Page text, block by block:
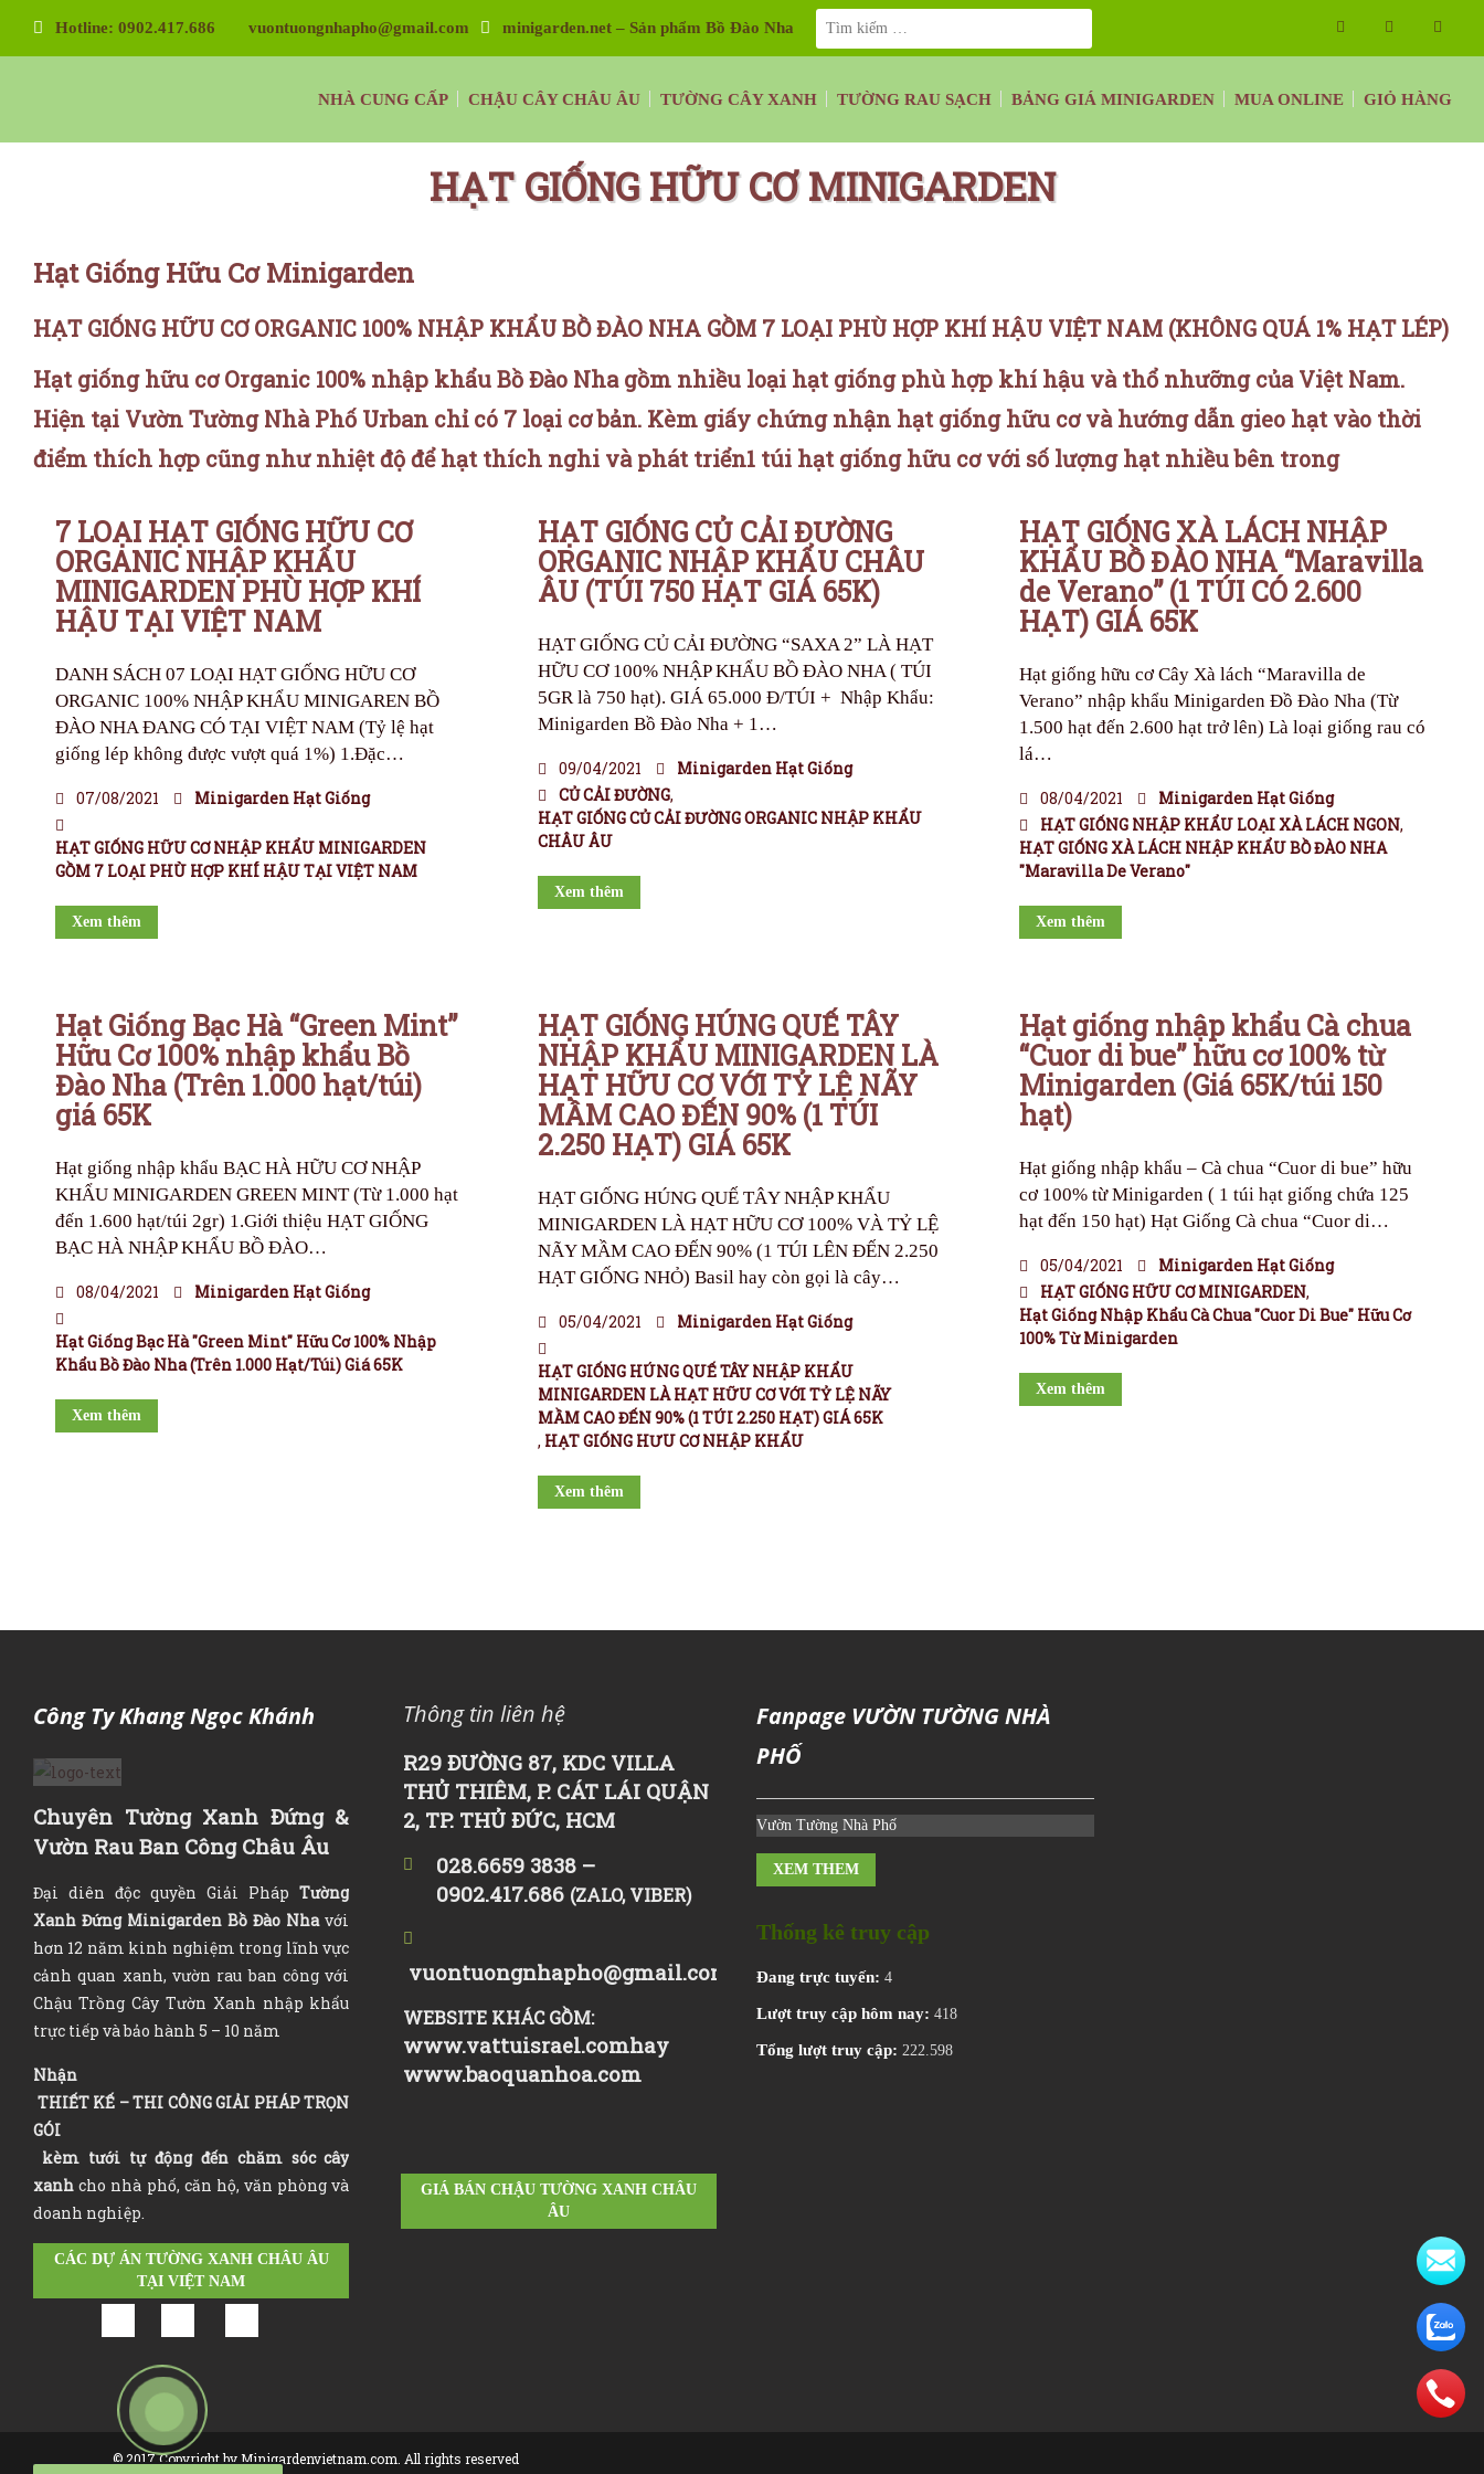
Hotline: 0902.417.686 vuontuongnhapho@gmail.com minigarden.net – Sản phẩm Bồ Đào Nha
Vườn Tường Nhà Phố Minigarden
NHÀ CUNG CẤP CHẬU CÂY CHÂU ÂU TƯỜNG CÂY XANH TƯỜNG RAU SẠCH BẢNG GIÁ MINIGARDEN MUA ONLINE GIỎ HÀNG
HẠT GIỐNG HỮU CƠ MINIGARDEN
Hạt Giống Hữu Cơ Minigarden
HẠT GIỐNG HỮU CƠ ORGANIC 100% NHẬP KHẨU BỒ ĐÀO NHA GỒM 7 LOẠI PHÙ HỢP KHÍ HẬU VIỆT NAM (KHÔNG QUÁ 1% HẠT LÉP)
Hạt giống hữu cơ Organic 100% nhập khẩu Bồ Đào Nha gồm nhiều loại hạt giống phù hợp khí hậu và thổ nhưỡng của Việt Nam.
Hiện tại Vườn Tường Nhà Phố Urban chỉ có 7 loại cơ bản. Kèm giấy chứng nhận hạt giống hữu cơ và hướng dẫn gieo hạt vào thời
điểm thích hợp cũng như nhiệt độ để hạt thích nghi và phát triển1 túi hạt giống hữu cơ với số lượng hạt nhiều bên trong
7 LOẠI HẠT GIỐNG HỮU CƠ
ORGANIC NHẬP KHẨU
MINIGARDEN PHÙ HỢP KHÍ
HẬU TẠI VIỆT NAM
DANH SÁCH 07 LOẠI HẠT GIỐNG HỮU CƠ
ORGANIC 100% NHẬP KHẨU MINIGAREN BỒ
ĐÀO NHA ĐANG CÓ TẠI VIỆT NAM (Tỷ lệ hạt
giống lép không được vượt quá 1%) 1.Đặc…
07/08/2021 Minigarden Hạt Giống
HẠT GIỐNG HỮU CƠ NHẬP KHẨU MINIGARDEN
GỒM 7 LOẠI PHÙ HỢP KHÍ HẬU TẠI VIỆT NAM
Xem thêm
HẠT GIỐNG CỦ CẢI ĐƯỜNG
ORGANIC NHẬP KHẨU CHÂU
ÂU (TÚI 750 HẠT GIÁ 65K)
HẠT GIỐNG CỦ CẢI ĐƯỜNG “SAXA 2” LÀ HẠT
HỮU CƠ 100% NHẬP KHẨU BỒ ĐÀO NHA ( TÚI
5GR là 750 hạt). GIÁ 65.000 Đ/TÚI + Nhập Khẩu:
Minigarden Bồ Đào Nha + 1…
09/04/2021
Minigarden Hạt Giống
CỦ CẢI ĐƯỜNG,
HẠT GIỐNG CỦ CẢI ĐƯỜNG ORGANIC NHẬP KHẨU
CHÂU ÂU
Xem thêm
HẠT GIỐNG XÀ LÁCH NHẬP
KHẨU BỒ ĐÀO NHA “Maravilla
de Verano” (1 TÚI CÓ 2.600
HẠT) GIÁ 65K
Hạt giống hữu cơ Cây Xà lách “Maravilla de
Verano” nhập khẩu Minigarden Đồ Đào Nha (Từ
1.500 hạt đến 2.600 hạt trở lên) Là loại giống rau có
lá…
08/04/2021
Minigarden Hạt Giống
HẠT GIỐNG NHẬP KHẨU LOẠI XÀ LÁCH NGON,
HẠT GIỐNG XÀ LÁCH NHẬP KHẨU BỒ ĐÀO NHA
"Maravilla De Verano"
Xem thêm
Hạt Giống Bạc Hà “Green Mint”
Hữu Cơ 100% nhập khẩu Bồ
Đào Nha (Trên 1.000 hạt/túi)
giá 65K
Hạt giống nhập khẩu BẠC HÀ HỮU CƠ NHẬP
KHẨU MINIGARDEN GREEN MINT (Từ 1.000 hạt
đến 1.600 hạt/túi 2gr) 1.Giới thiệu HẠT GIỐNG
BẠC HÀ NHẬP KHẨU BỒ ĐÀO…
08/04/2021 Minigarden Hạt Giống
Hạt Giống Bạc Hà "Green Mint" Hữu Cơ 100% Nhập
Khẩu Bồ Đào Nha (Trên 1.000 Hạt/túi) Giá 65K
Xem thêm
HẠT GIỐNG HÚNG QUẾ TÂY
NHẬP KHẨU MINIGARDEN LÀ
HẠT HỮU CƠ VỚI TỶ LỆ NÃY
MẦM CAO ĐẾN 90% (1 TÚI
2.250 HẠT) GIÁ 65K
HẠT GIỐNG HÚNG QUẾ TÂY NHẬP KHẨU
MINIGARDEN LÀ HẠT HỮU CƠ 100% VÀ TỶ LỆ
NÃY MẦM CAO ĐẾN 90% (1 TÚI LÊN ĐẾN 2.250
HẠT GIỐNG NHỎ) Basil hay còn gọi là cây…
05/04/2021 Minigarden Hạt Giống
HẠT GIỐNG HÚNG QUẾ TÂY NHẬP KHẨU
MINIGARDEN LÀ HẠT HỮU CƠ VỚI TỶ LỆ NÃY
MẦM CAO ĐẾN 90% (1 TÚI 2.250 HẠT) GIÁ 65K
, HẠT GIỐNG HƯU CƠ NHẬP KHẨU
Xem thêm
Hạt giống nhập khẩu Cà chua
“Cuor di bue” hữu cơ 100% từ
Minigarden (Giá 65K/túi 150
hạt)
Hạt giống nhập khẩu – Cà chua “Cuor di bue” hữu
cơ 100% từ Minigarden ( 1 túi hạt giống chứa 125
hạt đến 150 hạt) Hạt Giống Cà chua “Cuor di…
05/04/2021
Minigarden Hạt Giống
HẠT GIỐNG HỮU CƠ MINIGARDEN,
Hạt Giống Nhập Khẩu Cà Chua "Cuor Di Bue" Hữu Cơ
100% Từ Minigarden
Xem thêm
Công Ty Khang Ngọc Khánh
Chuyên Tường Xanh Đứng &
Vườn Rau Ban Công Châu Âu
Đại diên độc quyền Giải PhápTường
Xanh Đứng Minigarden Bồ Đào Nhavới
hơn 12 năm kinh nghiệm trong lĩnh vực
cảnh quan xanh, vườn rau ban công với
Chậu Trồng Cây Tườn Xanh nhập khẩu
trực tiếp và bảo hành 5 – 10 năm
Nhận
THIẾT KẾ – THI CÔNG GIẢI PHÁP TRỌN
GÓI
kèm tưới tự động đến chăm sóc cây
xanh cho nhà phố, căn hộ, văn phòng và
doanh nghiệp.
CÁC DỰ ÁN TƯỜNG XANH CHÂU ÂU
TẠI VIỆT NAM
Thông tin liên hệ
R29 ĐƯỜNG 87, KDC VILLA
THỦ THIÊM, P. CÁT LÁI QUẬN
2, TP. THỦ ĐỨC, HCM
028.6659 3838 –
0902.417.686 (ZALO, VIBER)
vuontuongnhapho@gmail.com
WEBSITE KHÁC GỒM:
www.vattuisrael.comhay
www.baoquanhoa.com
GIÁ BÁN CHẬU TƯỜNG XANH CHÂU
ÂU
Fanpage VƯỜN TƯỜNG NHÀ
PHỐ
Vườn Tường Nhà Phố
XEM THEM
Thống kê truy cập
Đang trực tuyến:4
Lượt truy cập hôm nay:418
Tổng lượt truy cập: 222.598
© 2017 Copyright by Minigardenvietnam.com. All rights reserved